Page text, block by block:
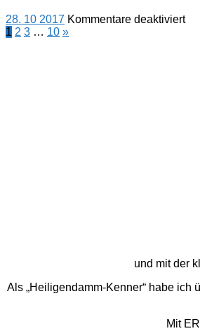
28. 10 2017 Kommentare deaktiviertfür
Seitennummerierung
1 2 3 … 10 Nächste
»
und mit der
Als „Heiligendamm-Kenner“ habe
Mit